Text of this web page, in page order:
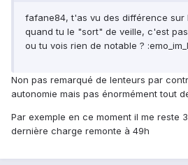
fafane84, t'as vu des différence sur
quand tu le "sort" de veille, c'est
ou tu vois rien de notable ?
Non pas remarqué de lenteurs par
autonomie mais pas énormément tout
Par exemple en ce moment il me reste
dernière charge remonte à 49h